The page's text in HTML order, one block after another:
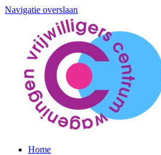
Navigatie overslaan
Home